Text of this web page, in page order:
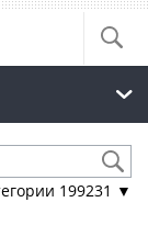
199231 ▼